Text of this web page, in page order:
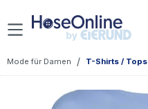
Zum Hauptinhalt springen
Mode für Damen / T-Shirts / Tops
Bildergalerie überspringen